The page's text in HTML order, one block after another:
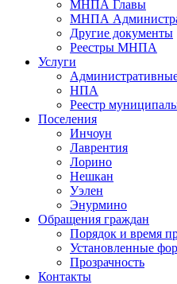
МНПА Главы
МНПА
Другие документы
Реестры МНПА
Услуги
НПА
Реестр
Поселения
Инчоун
Лаврентия
Лорино
Нешкан
Уэлен
Энурмино
Обращения граждан
Порядок и время
Установленные
Прозрачность
Контакты